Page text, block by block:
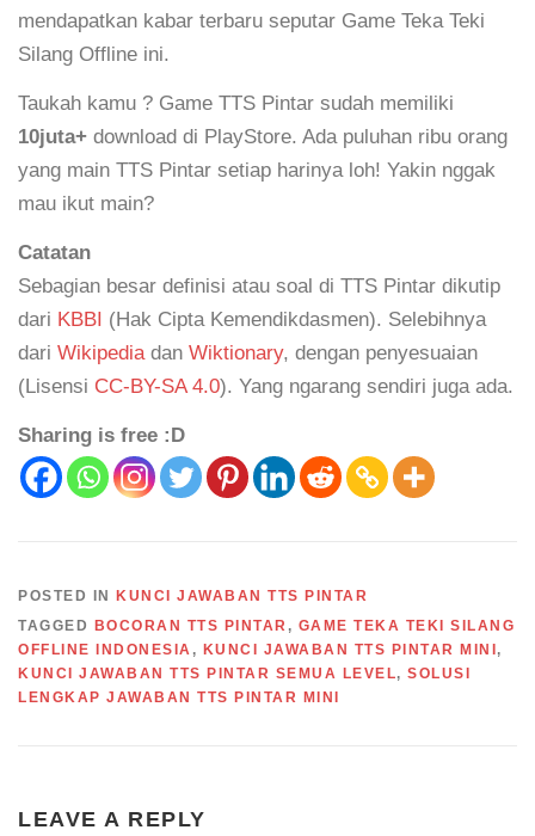
mendapatkan kabar terbaru seputar Game Teka Teki
Silang Offline ini.
Taukah kamu ? Game TTS Pintar sudah memiliki
10juta+ download di PlayStore. Ada puluhan ribu orang
yang main TTS Pintar setiap harinya loh! Yakin nggak
mau ikut main?
Catatan
Sebagian besar definisi atau soal di TTS Pintar dikutip
dari KBBI (Hak Cipta Kemendikdasmen). Selebihnya
dari Wikipediadan Wiktionary, dengan penyesuaian
(Lisensi CC-BY-SA 4.0). Yang ngarang sendiri juga ada.
Sharing is free :D
POSTED IN
KUNCI JAWABAN TTS PINTAR
TAGGED
BOCORAN TTS PINTAR , GAME TEKA TEKI SILANG
OFFLINE INDONESIA , KUNCI JAWABAN TTS PINTAR MINI ,
KUNCI JAWABAN TTS PINTAR SEMUA LEVEL, SOLUSI
LENGKAP JAWABAN TTS PINTAR MINI
LEAVE A REPLY